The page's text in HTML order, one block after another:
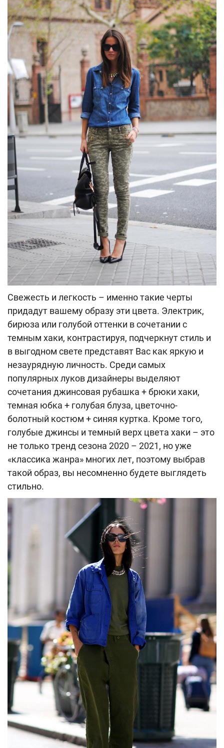
Свежесть и легкость – именно такие черты
придадут вашему образу эти цвета. Электрик,
бирюза или голубой оттенки в сочетании с
темным хаки, контрастируя, подчеркнут стиль и
в выгодном свете представят Вас как яркую и
незаурядную личность. Среди самых
популярных луков дизайнеры выделяют
сочетания джинсовая рубашка + брюки хаки,
темная юбка + голубая блуза, цветочно-
болотный костюм + синяя куртка. Кроме того,
голубые джинсы и темный верх цвета хаки – это
не только тренд сезона 2020 – 2021, но уже
«классика жанра» многих лет, поэтому выбрав
такой образ, вы несомненно будете выглядеть
стильно.